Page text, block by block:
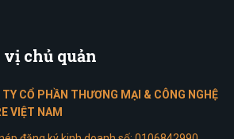
vị chủ quản
TY CỔ PHẦN THƯƠNG MẠI & CÔNG NGHỆ
VIỆT NAM